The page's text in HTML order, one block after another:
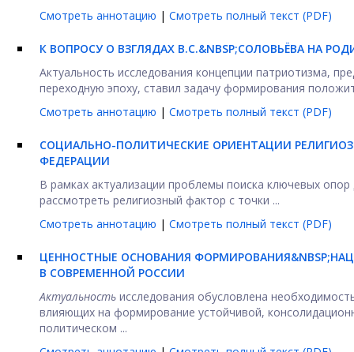
Смотреть аннотацию | Смотреть полный текст (PDF)
К ВОПРОСУ О ВЗГЛЯДАХ В.С.&NBSP;СОЛОВЬЁВА НА
Актуальность исследования концепции патриотизма,
переходную эпоху, ставил задачу формирования
Смотреть аннотацию | Смотреть полный текст (PDF)
СОЦИАЛЬНО-ПОЛИТИЧЕСКИЕ ОРИЕНТАЦИИ
ФЕДЕРАЦИИ
В рамках актуализации проблемы поиска ключевых
рассмотреть религиозный фактор с точки ...
Смотреть аннотацию | Смотреть полный текст (PDF)
ЦЕННОСТНЫЕ ОСНОВАНИЯ ФОРМИРОВАНИЯ&NBSP;
В СОВРЕМЕННОЙ РОССИИ
Актуальность исследования обусловлена
влияющих на формирование устойчивой,
политическом ...